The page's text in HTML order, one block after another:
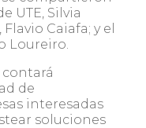
UTE, Silvia
Caiafa; y el
Loureiro.
de
interesadas
soluciones